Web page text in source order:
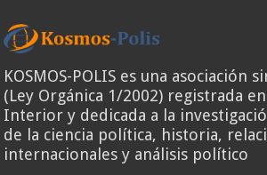
KOSMOS-POLIS es una asociación
(Ley Orgánica 1/2002) registrada
Interior y dedicada a la
de la ciencia política, historia,
internacionales y análisis político